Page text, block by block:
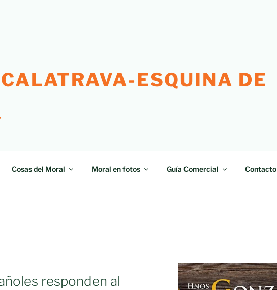
ESQUINA DE
Cosas del Moral Moral en fotos Guía Comercial Contacto
responden al